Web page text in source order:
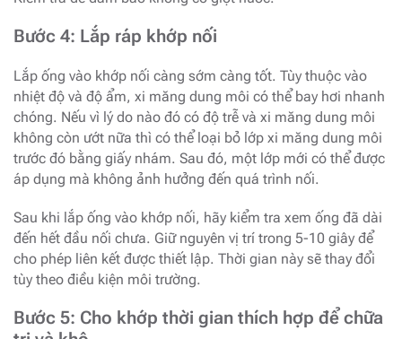
Bước 4: Lắp ráp khớp nối
Lắp ống vào khớp nối càng sớm càng tốt. Tùy thuộc vào
nhiệt độ và độ ẩm, xi măng dung môi có thể bay hơi nhanh
chóng. Nếu vì lý do nào đó có độ trễ và xi măng dung môi
không còn ướt nữa thì có thể loại bỏ lớp xi măng dung môi
trước đó bằng giấy nhám. Sau đó, một lớp mới có thể được
áp dụng mà không ảnh hưởng đến quá trình nối.
Sau khi lắp ống vào khớp nối, hãy kiểm tra xem ống đã dài
đến hết đầu nối chưa. Giữ nguyên vị trí trong 5-10 giây để
cho phép liên kết được thiết lập. Thời gian này sẽ thay đổi
tùy theo điều kiện môi trường.
Bước 5: Cho khớp thời gian thích hợp để chữa